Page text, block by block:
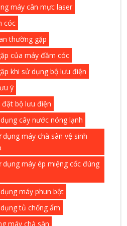
máy cân mực laser
cóc
thường gặp
của máy đầm cóc
khi sử dụng bộ lưu điện
ý
đặt bộ lưu điện
cây nước nóng lạnh
dụng máy chà sàn vệ sinh
dụng máy ép miệng cốc đúng
máy phun bột
tủ chống ẩm
máy chà sàn